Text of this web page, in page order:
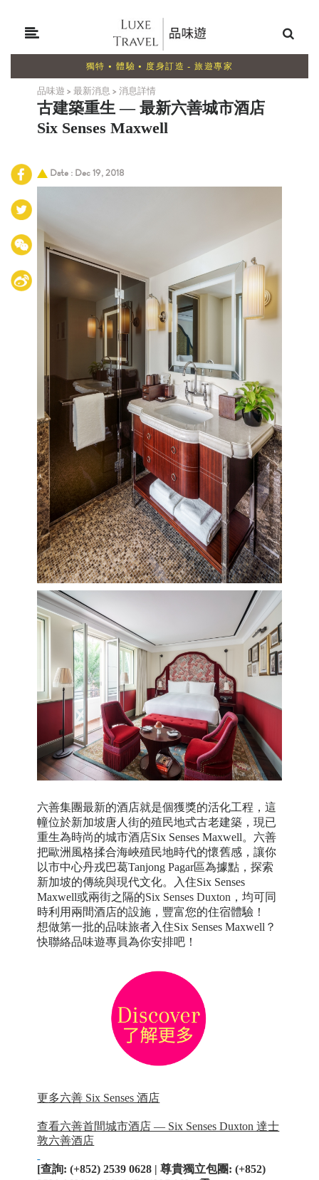
獨特 • 體驗 • 度身訂造 - 旅遊專家
品味遊 >最新消息 >消息詳情
古建築重生 —最新六善城市酒店
Six Senses Maxwell
Date : Dec 19, 2018
六善集團最新的酒店就是個獲獎的活化工程，這
幢位於新加坡唐人街的殖民地式古老建築，現已
重生為時尚的城市酒店Six Senses Maxwell。六善
把歐洲風格揉合海峽殖民地時代的懷舊感，讓你
以市中心丹戎巴葛Tanjong Pagar區為據點，探索
新加坡的傳統與現代文化。入住Six Senses
Maxwell或兩街之隔的Six Senses Duxton ，均可同
時利用兩間酒店的設施，豐富您的住宿體驗！
想做第一批的品味旅者入住Six Senses Maxwell ？
快聯絡品味遊專員為你安排吧！
更多六善 Six Senses 酒店
查看六善首間城市酒店 — Six Senses Duxton 達士
敦六善酒店
[查詢: (+852) 2539 0628 | 尊貴獨立包團: (+852)